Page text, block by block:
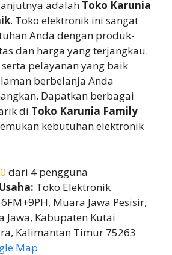
adalah Toko Karunia
. Toko elektronik ini sangat
Anda dengan produk-
dan harga yang terjangkau.
pelayanan yang baik
berbelanja Anda
Dapatkan berbagai
di Toko Karunia Family
kebutuhan elektronik
dari 4 pengguna
Toko Elektronik
Muara Jawa Pesisir,
Jawa, Kabupaten Kutai
Kalimantan Timur 75263
Map